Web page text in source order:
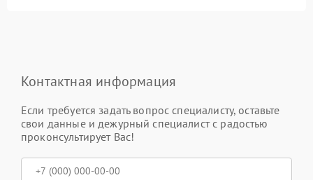
Контактная информация
Если требуется задать вопрос специалисту, оставьте
свои данные и дежурный специалист с радостью
проконсультирует Вас!